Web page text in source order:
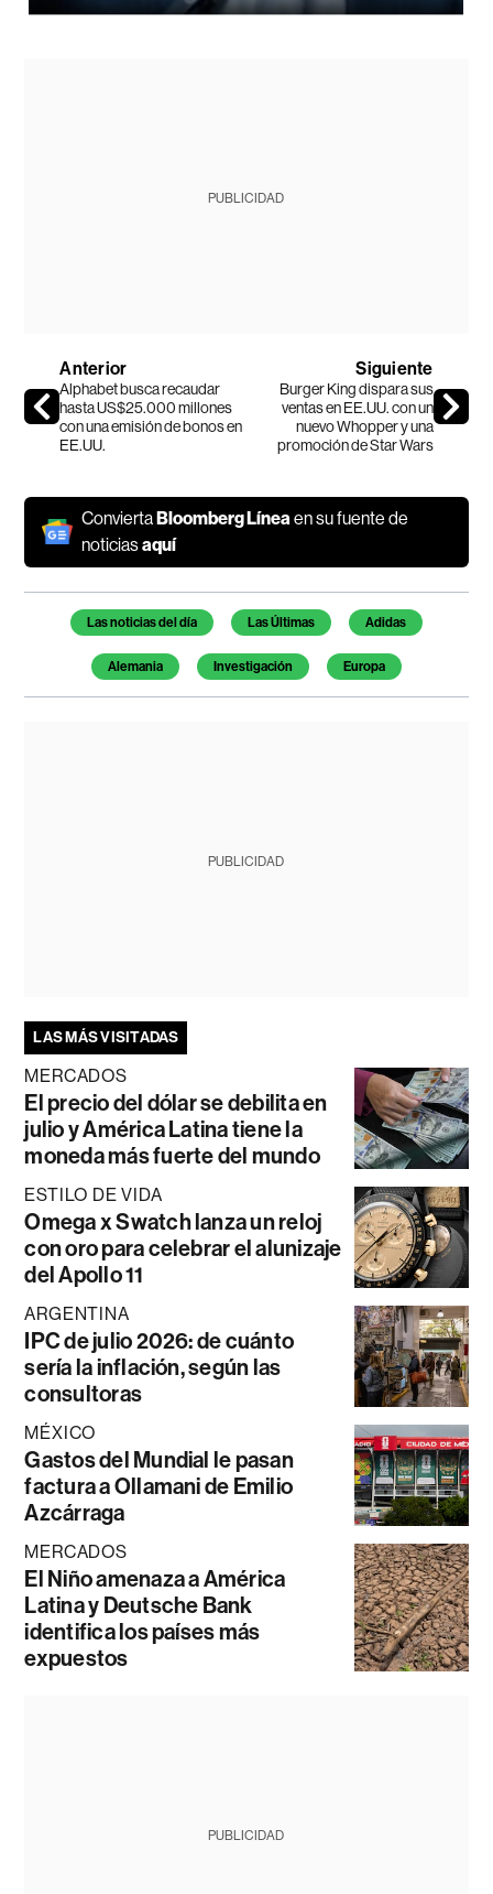
PUBLICIDAD
Anterior
Alphabet busca recaudar
hasta US$25.000 millones
con una emisión de bonos en
EE.UU.
Siguiente
Burger King dispara sus
ventas en EE.UU. con un
nuevo Whopper y una
promoción de Star Wars
ConviertaBloomberg Línea en su fuente de
noticiasaquí
Temas de este artículo
Las noticias del día Las Últimas Adidas
Alemania Investigación Europa
PUBLICIDAD
LAS MÁS VISITADAS
MERCADOS
El precio del dólar se debilita en
julio y América Latina tiene la
moneda más fuerte del mundo
ESTILO DE VIDA
Omega x Swatch lanza un reloj
con oro para celebrar el alunizaje
del Apollo 11
ARGENTINA
IPC de julio 2026: de cuánto
sería la inflación, según las
consultoras
MÉXICO
Gastos del Mundial le pasan
factura a Ollamani de Emilio
Azcárraga
MERCADOS
El Niño amenaza a América
Latina y Deutsche Bank
identifica los países más
expuestos
PUBLICIDAD